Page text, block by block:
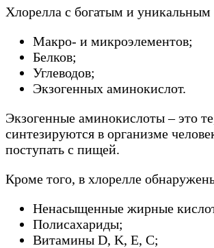
Хлорелла с богатым и уникальным
Макро- и микроэлементов;
Белков;
Углеводов;
Экзогенных аминокислот.
Экзогенные аминокислоты – это
синтезируются в организме
поступать с пищей.
Кроме того, в хлорелле
Ненасыщенные жирные
Полисахариды;
Витамины D, K, Е, С;